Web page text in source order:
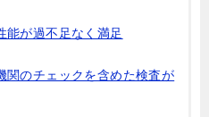
能が過不足なく満足
関のチェックを含めた検査が